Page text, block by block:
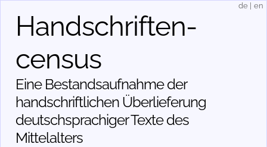
Handschriften­
census
Eine Bestandsaufnahme der
handschriftlichen Über­lieferung
deutschsprachiger Texte des
Mittelalters
de en